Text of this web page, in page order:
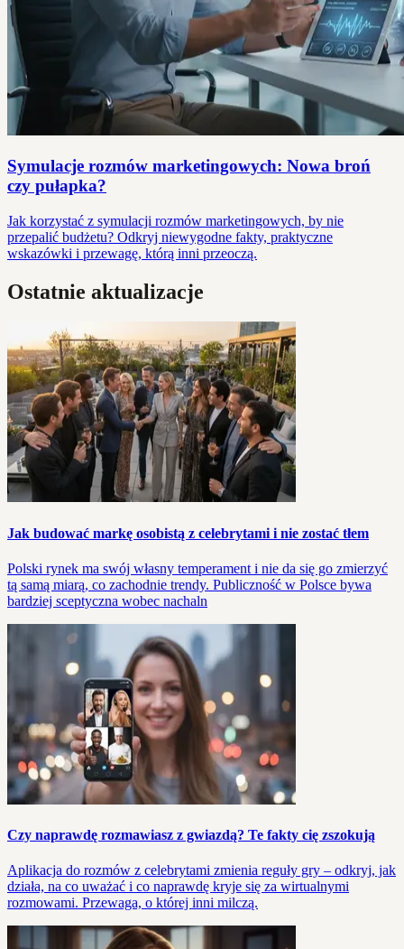
Symulacje rozmów marketingowych: Nowa broń
czy pułapka?
Jak korzystać z symulacji rozmów marketingowych, by nie
przepalić budżetu? Odkryj niewygodne fakty, praktyczne
wskazówki i przewagę, którą inni przeoczą.
Ostatnie aktualizacje
Jak budować markę osobistą z celebrytami i nie zostać tłem
Polski rynek ma swój własny temperament i nie da się go zmierzyć
tą samą miarą, co zachodnie trendy. Publiczność w Polsce bywa
bardziej sceptyczna wobec nachaln
Czy naprawdę rozmawiasz z gwiazdą? Te fakty cię zszokują
Aplikacja do rozmów z celebrytami zmienia reguły gry – odkryj, jak
działa, na co uważać i co naprawdę kryje się za wirtualnymi
rozmowami. Przewaga, o której inni milczą.